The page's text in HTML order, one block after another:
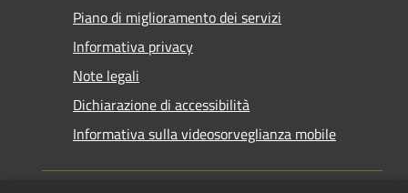
Piano di miglioramento dei servizi
Informativa privacy
Note legali
Dichiarazione di accessibilità
Informativa sulla videosorveglianza mobile